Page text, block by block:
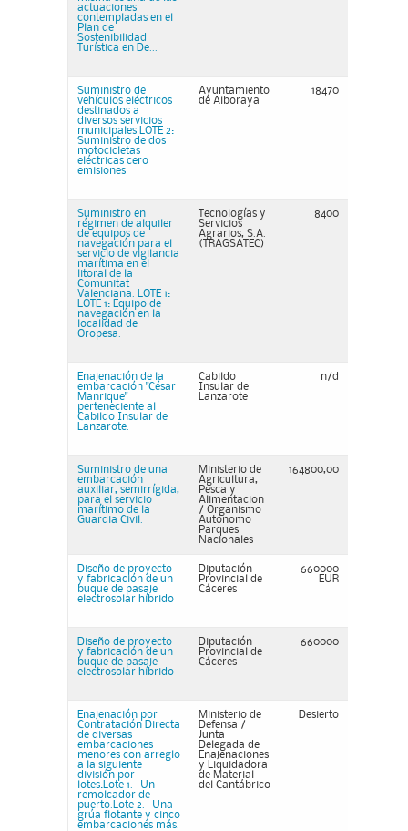
actuaciones
contempladas en el
Plan de
Sostenibilidad
Turística en De...
Suministro de
vehículos eléctricos
destinados a
diversos servicios
municipales LOTE 2:
Suministro de dos
motocicletas
eléctricas cero
emisiones
Ayuntamiento
de Alboraya
18470
Suministro en
régimen de alquiler
de equipos de
navegación para el
servicio de vigilancia
marítima en el
litoral de la
Comunitat
Valenciana. LOTE 1:
LOTE 1: Equipo de
navegación en la
localidad de
Oropesa.
Tecnologías y
Servicios
Agrarios, S.A.
(TRAGSATEC)
8400
Enajenación de la
embarcación "César
Manrique"
perteneciente al
Cabildo Insular de
Lanzarote.
Cabildo
Insular de
Lanzarote
n/d
Suministro de una
embarcación
auxiliar, semirrígida,
para el servicio
marítimo de la
Guardia Civil.
Ministerio de
Agricultura,
Pesca y
Alimentacion
/ Organismo
Autónomo
Parques
Nacionales
164800,00
Diseño de proyecto
y fabricación de un
buque de pasaje
electrosolar híbrido
Diputación
Provincial de
Cáceres
660000
EUR
Diseño de proyecto
y fabricación de un
buque de pasaje
electrosolar híbrido
Diputación
Provincial de
Cáceres
660000
Enajenación por
Contratación Directa
de diversas
embarcaciones
menores con arreglo
a la siguiente
división por
lotes:Lote 1.- Un
remolcador de
puerto.Lote 2.- Una
grúa flotante y cinco
embarcaciones más.
Ministerio de
Defensa /
Junta
Delegada de
Enajenaciones
y Liquidadora
de Material
del Cantábrico
Desierto